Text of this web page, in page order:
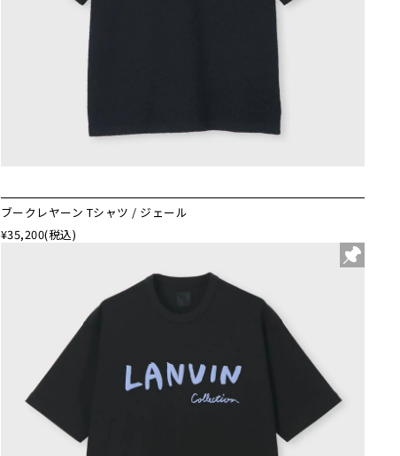
ブークレヤーン Tシャツ / ジェール
¥35,200(税込)